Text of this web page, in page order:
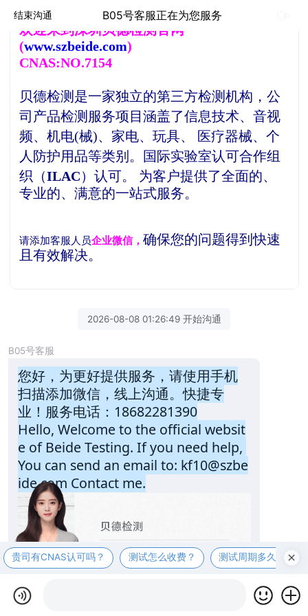
结束沟通 B05号客服正在为您服务
欢 迎来到深圳贝德检测官网
(www.szbeide.com)
CNAS:NO.7154
贝德检测是一家独立的第三方检测机构，公
司产品检测服务项目涵盖了信息技术、音视
频、机电(械)、家电、玩具、 医疗器械、个
人防护用品等类别。
国际实验室认可合作组
织（ILAC）认可。
为客户提供了全面的、
专业的、满意的一站式服务。
请添加客服人员企业微信，确保您的问题得到快速
且有效解决。
2026-08-08 01:26:49 开始沟通
B05号客服
您好，为更好提供服务，请使用手机
扫描添加微信，线上沟通。快捷专
业！服务电话：18682281390
Hello, Welcome to the official websit
e of Beide Testing. If you need help,
You can send an email to: kf10@szbe
ide.com Contact me.
贵司有CNAS认可吗？ 测试怎么收费？ 测试周期多久？